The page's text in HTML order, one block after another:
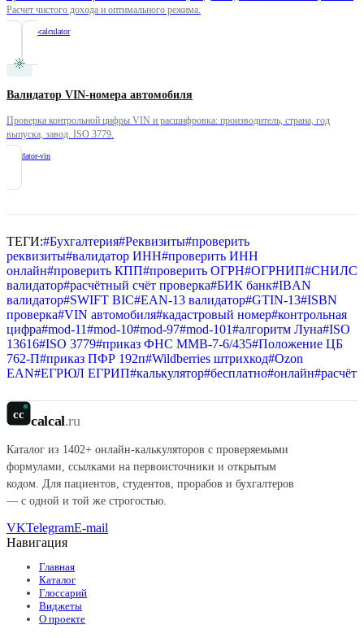
Расчет чистого дохода и оптимального режима.
freelance-calculator
Валидатор VIN-номера автомобиля
Проверка контрольной цифры VIN и расшифровка: производитель, страна, год
выпуска, завод. ISO 3779.
validator-vin
ТЕГИ:#Бухгалтерия#Реквизиты#проверить
реквизиты#валидатор ИНН#проверить ИНН
онлайн#проверить КПП#проверить ОГРН#ОГРНИП#СНИЛС
валидатор#расчётный счёт проверка#БИК банк#IBAN
валидатор#SWIFT BIC#EAN-13 валидатор#GTIN-13#ISBN
проверка#VIN автомобиля#кадастровый номер#контрольная
цифра#mod-11#mod-10#mod-97#mod-101#алгоритм Луна#ISO
13616#ISO 3779#приказ ФНС ММВ-7-6/435#Положение ЦБ
762-П#приказ ПФР 192п#Wildberries штрихкод#Ozon
EAN#ЕГРЮЛ ЕГРИП#калькулятор#бесплатно#онлайн#расчёт
cc calcal.ru
Каталог из 1402+ онлайн-калькуляторов с проверяемыми
формулами, ссылками на первоисточники и открытым
кодом. Для пациентов, студентов, прорабов и бухгалтеров
— с одной и той же строгостью.
VKTelegramE-mail
Навигация
Главная
Каталог
Глоссарий
Виджеты
О проекте